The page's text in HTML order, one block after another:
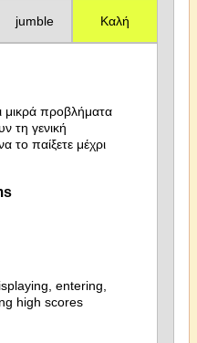
jumble Καλή
μικρά προβλήματα
τη γενική
το παίξετε μέχρι
entering,
high scores